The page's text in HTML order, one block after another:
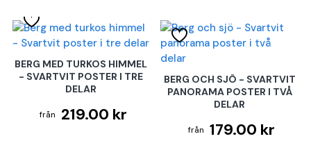
BERG MED TURKOS HIMMEL
- SVARTVIT POSTER I TRE
DELAR
219.00 kr
BERG OCH SJÖ - SVARTVIT
PANORAMA POSTER I TVÅ
DELAR
179.00 kr